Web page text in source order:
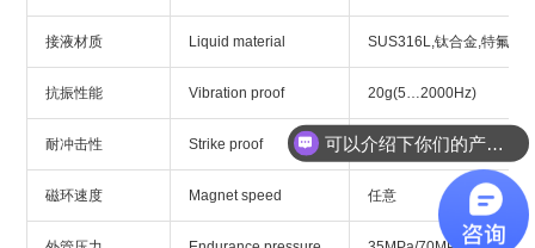
接液材质 Liquid material SUS316L,钛合金,特氟龙
抗振性能 Vibration proof 20g(5…2000Hz)
耐冲击性 Strike proof 100g
磁环速度 Magnet speed 任意
可以介绍下你们的产品么？